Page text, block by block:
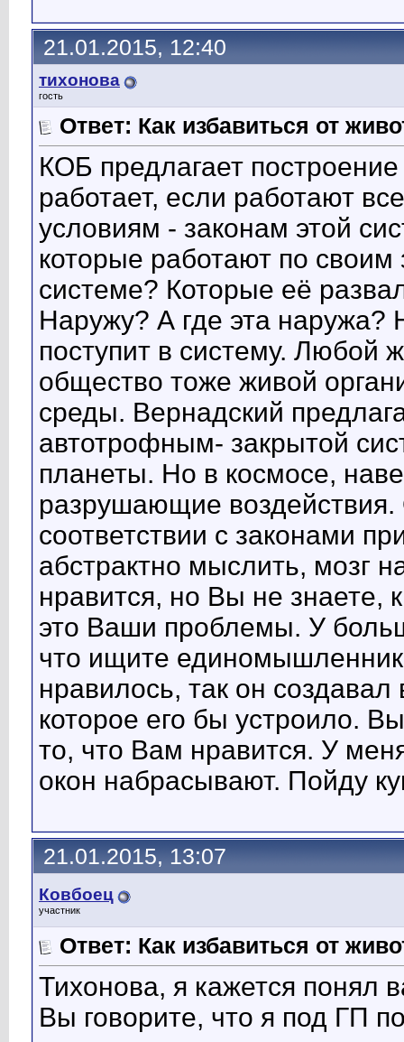
21.01.2015, 12:40
тихонова
гость
Ответ: Как избавиться от
КОБ предлагает
работает, если работают
условиям - законам этой
которые работают по своим
системе? Которые её
Наружу? А где эта наружа?
поступит в систему. Любой
общество тоже живой
среды. Вернадский
автотрофным- закрытой
планеты. Но в космосе,
разрушающие воздействия.
соответствии с законами
абстрактно мыслить, мозг
нравится, но Вы не знаете,
это Ваши проблемы. У
что ищите
нравилось, так он создавал
которое его бы устроило.
то, что Вам нравится. У
окон набрасывают. Пойду
21.01.2015, 13:07
Ковбоец
участник
Ответ: Как избавиться от
Тихонова, я кажется понял
Вы говорите, что я под ГП